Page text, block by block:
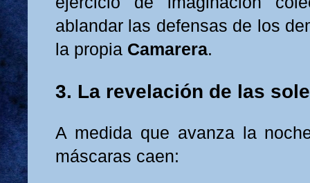
ablandar las defensas de los
la propia Camarera.
3. La revelación de las
A medida que avanza la
máscaras caen: